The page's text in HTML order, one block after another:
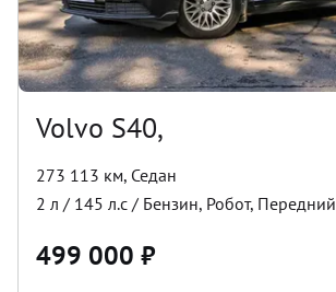
Volvo S40,
273 113 км, Седан
2 л / 145 л.с / Бензин, Робот, Передний
499 000 ₽